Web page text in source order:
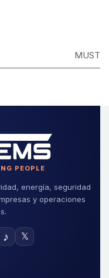
MUST
PEOPLE
energía, seguridad
y operaciones
♪ 𝕏